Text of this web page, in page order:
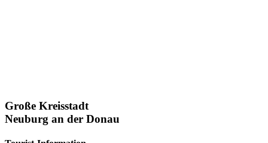
Große Kreisstadt
Neuburg an der Donau